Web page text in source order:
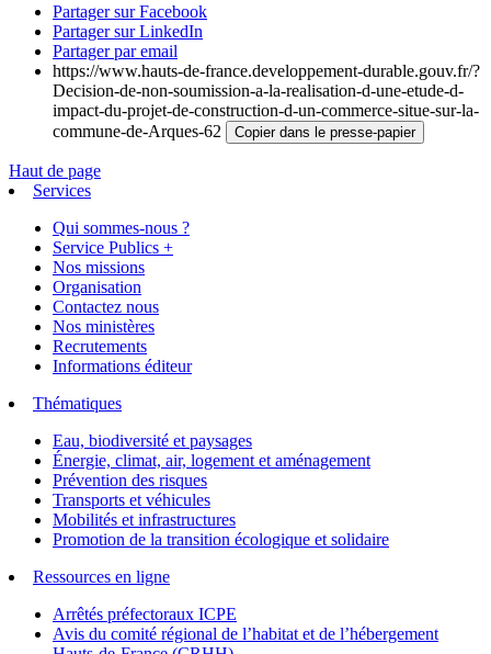
Partager sur Facebook
Partager sur LinkedIn
Partager par email
https://www.hauts-de-france.developpement-durable.gouv.fr/?
Decision-de-non-soumission-a-la-realisation-d-une-etude-d-
impact-du-projet-de-construction-d-un-commerce-situe-sur-la-
commune-de-Arques-62
Copier dans le presse-papier
Haut de page
Services
Qui sommes-nous ?
Service Publics +
Nos missions
Organisation
Contactez nous
Nos ministères
Recrutements
Informations éditeur
Thématiques
Eau, biodiversité et paysages
Énergie, climat, air, logement et aménagement
Prévention des risques
Transports et véhicules
Mobilités et infrastructures
Promotion de la transition écologique et solidaire
Ressources en ligne
Arrêtés préfectoraux ICPE
Avis du comité régional de l’habitat et de l’hébergement